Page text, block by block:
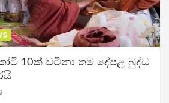
10ක් වටිනා තම දේපළ බුද්ධ